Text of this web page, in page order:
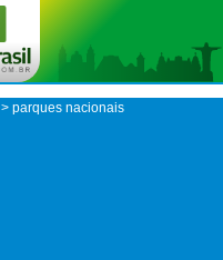
> parques nacionais